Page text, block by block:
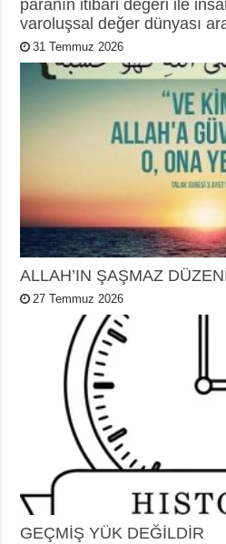
paranın itibari değeri ile
varoluşsal değer dünyası
31 Temmuz 2026
ALLAH’IN ŞAŞMAZ
27 Temmuz 2026
GEÇMİŞ YÜK DEĞİLDİR